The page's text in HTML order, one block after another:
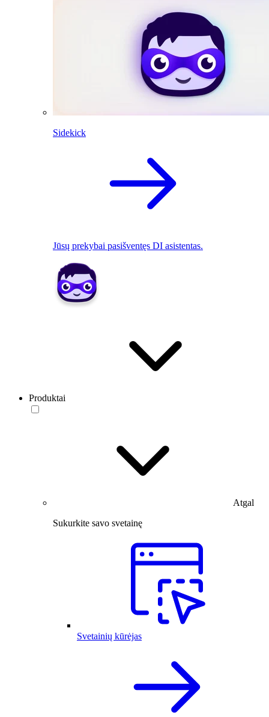
Sidekick
Jūsų prekybai pasišventęs DI asistentas.
Produktai
Atgal
Sukurkite savo svetainę
Svetainių kūrėjas